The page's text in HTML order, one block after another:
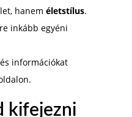
hanem életstílus.
inkább egyéni
információkat
kifejezni